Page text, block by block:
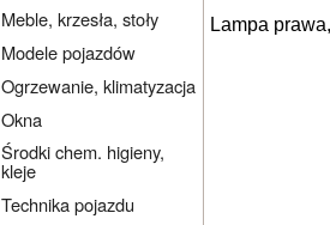
Meble, krzesła, stoły
Modele pojazdów
Ogrzewanie, klimatyzacja
Okna
Środki chem. higieny,
kleje
Technika pojazdu
Lampa